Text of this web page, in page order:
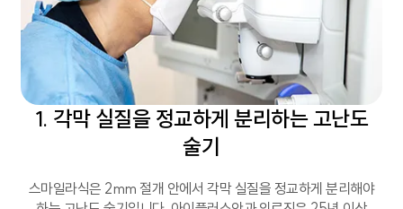
1. 각막 실질을 정교하게 분리하는 고난도
술기
스마일라식은 2mm 절개 안에서 각막 실질을 정교하게 분리해야